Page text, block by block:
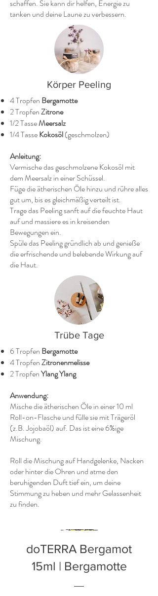
schaffen. Sie kann dir helfen, Energie zu
tanken und deine Laune zu verbessern.
Körper Peeling
4 Tropfen Bergamotte
2 TropfenZitrone
1/2 TasseMeersalz
1/4 TasseKokosöl(geschmolzen)
Anleitung:
Vermische das geschmolzene Kokosöl mit
dem Meersalz in einer Schüssel.
Füge die ätherischen Öle hinzu und rühre alles
gut um, bis es gleichmäßig verteilt ist.
Trage das Peeling sanft auf die feuchte Haut
auf und massiere es in kreisenden
Bewegungen ein.
Spüle das Peeling gründlich ab und genieße
die erfrischende und belebende Wirkung auf
die Haut.
Trübe Tage
6 Tropfen Bergamotte
4 TropfenZitronenmelisse
2 TropfenYlang Ylang
Anwendung:
Mische die ätherischen Öle in einer 10 ml
Roll-on-Flasche und fülle sie mit Trägeröl
(z.B. Jojobaöl) auf. Das ist eine 6%ige
Mischung.
Roll die Mischung auf Handgelenke, Nacken
oder hinter die Ohren und atme den
beruhigenden Duft tief ein, um deine
Stimmung zu heben und mehr Gelassenheit
zu finden.
doTERRA Bergamot
15ml | Bergamotte